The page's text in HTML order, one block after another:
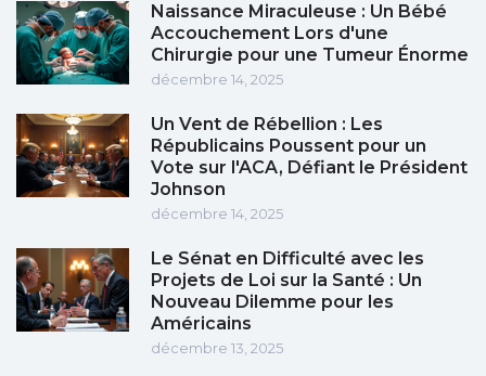
Naissance Miraculeuse : Un Bébé
Accouchement Lors d'une
Chirurgie pour une Tumeur Énorme
décembre 14, 2025
Un Vent de Rébellion : Les
Républicains Poussent pour un
Vote sur l'ACA, Défiant le Président
Johnson
décembre 14, 2025
Le Sénat en Difficulté avec les
Projets de Loi sur la Santé : Un
Nouveau Dilemme pour les
Américains
décembre 13, 2025